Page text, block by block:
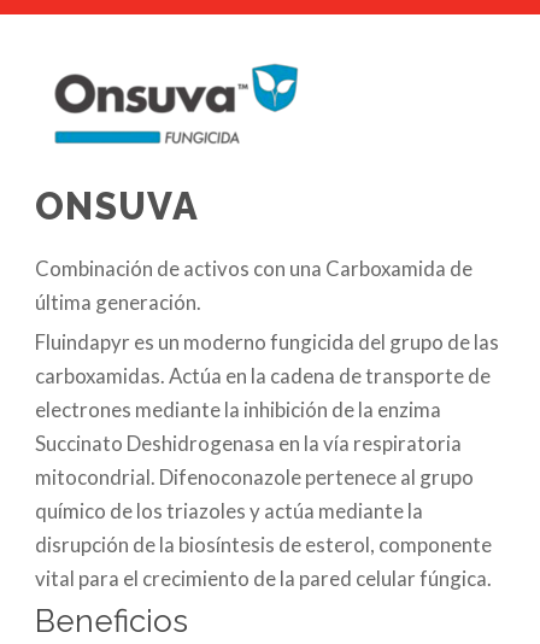
ONSUVA
Combinación de activos con una Carboxamida de
última generación.
Fluindapyr es un moderno fungicida del grupo de las
carboxamidas. Actúa en la cadena de transporte de
electrones mediante la inhibición de la enzima
Succinato Deshidrogenasa en la vía respiratoria
mitocondrial. Difenoconazole pertenece al grupo
químico de los triazoles y actúa mediante la
disrupción de la biosíntesis de esterol, componente
vital para el crecimiento de la pared celular fúngica.
Beneficios